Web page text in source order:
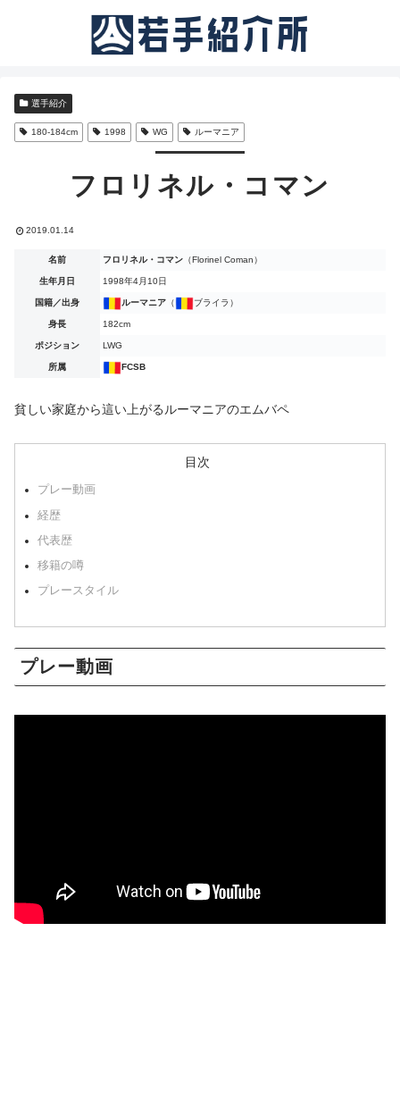
選手紹介
180-184cm 1998 WG ルーマニア
フロリネル・コマン
2019.01.14
名前 フロリネル・コマン （Florinel Coman）
生年月日 1998年4月10日
国籍／出身 ルーマニア （ ブライラ）
身長 182cm
ポジション LWG
所属 FCSB
貧しい家庭から這い上がるルーマニアのエムバペ
目次
プレー動画
経歴
代表歴
移籍の噂
プレースタイル
プレー動画